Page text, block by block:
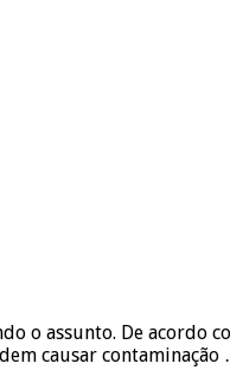
o assunto. De acordo
causar contaminação